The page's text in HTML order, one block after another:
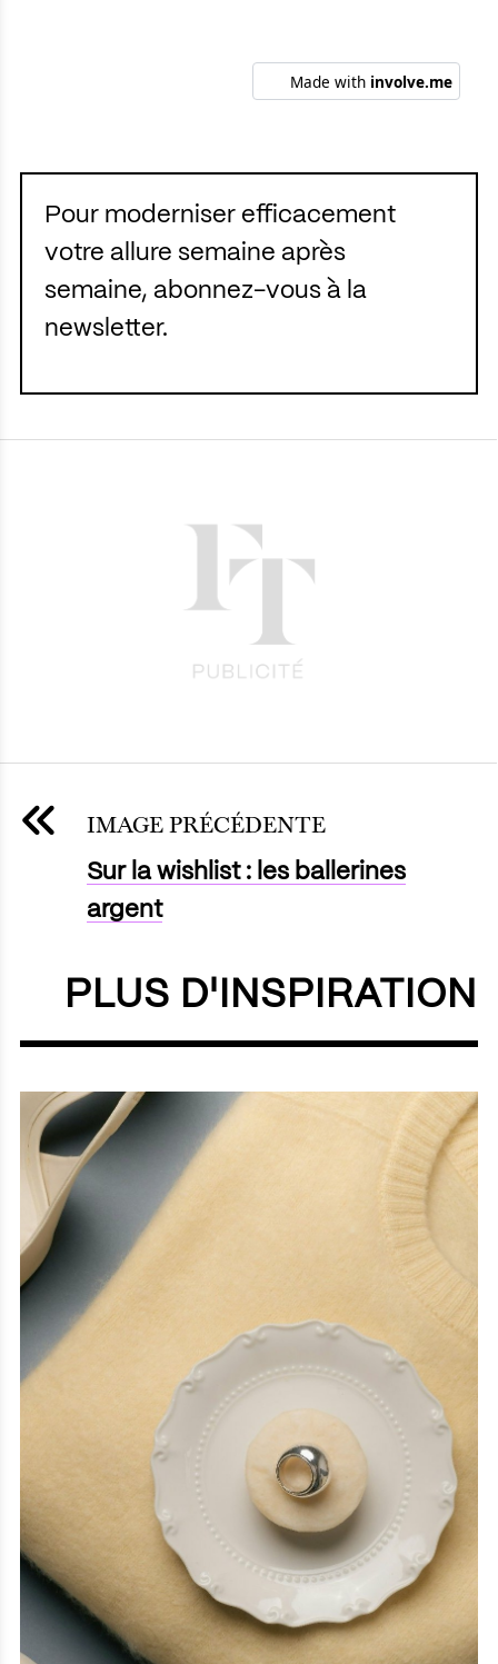
Pour moderniser efficacement
votre allure semaine après
semaine, abonnez-vous à la
newsletter.
IMAGE PRÉCÉDENTE
Sur la wishlist : les ballerines
argent
PLUS D'INSPIRATION